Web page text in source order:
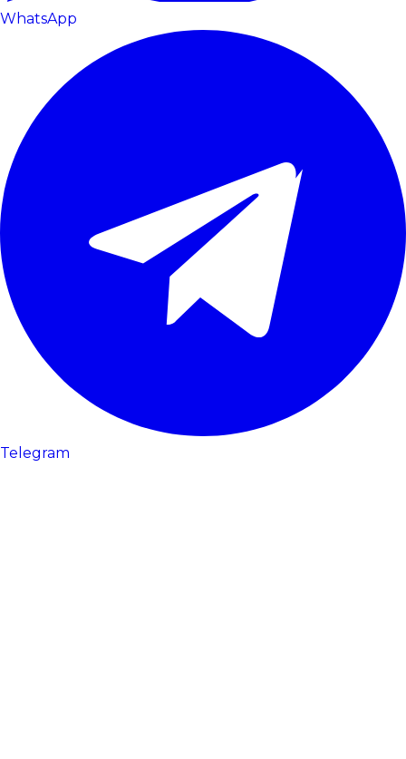
WhatsApp
Telegram